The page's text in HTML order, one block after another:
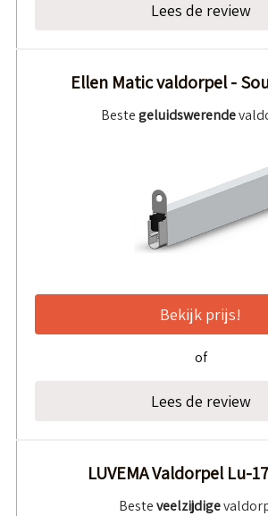
Lees de review
Ellen Matic valdorpel -
Bestegeluidswerende
Bekijk prijs!
of
Lees de review
LUVEMA Valdorpel Lu-
Besteveelzijdige